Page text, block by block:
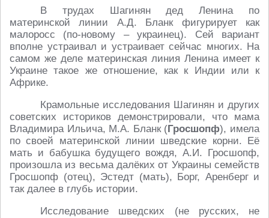
В трудах Шагинян дед Ленина по
материнской линии А.Д. Бланк фигурирует как
малоросс (по-новому – украинец). Сей вариант
вполне устраивал и устраивает сейчас многих. На
самом же деле материнская линия Ленина имеет к
Украине такое же отношение, как к Индии или к
Африке.
Крамольные исследования Шагинян и других
советских историков демонстрировали, что мама
Владимира Ильича, М.А. Бланк (Гросшопф), имела
по своей материнской линии шведские корни. Её
мать и бабушка будущего вождя, А.И. Гросшопф,
произошла из весьма далёких от Украины семейств
Гросшопф (отец), Эстедт (мать), Борг, Аренберг и
так далее в глубь истории.
Исследование шведских (не русских, не